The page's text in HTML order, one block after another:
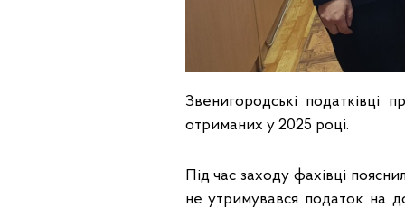
Звенигородські податківці
отриманих у 2025 році.
Під час заходу фахівці
не утримувався податок на